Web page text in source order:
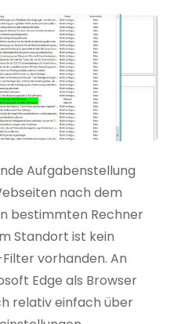
Aufgabenstellung
nach dem
bestimmten Rechner
Standort ist kein
vorhanden. An
Edge als Browser
relativ einfach über